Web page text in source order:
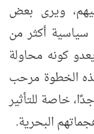
ويرى بعض
سياسية أكثر من
كونه محاولة
الخطوة مرحب
خاصة للتأثير
البحرية.